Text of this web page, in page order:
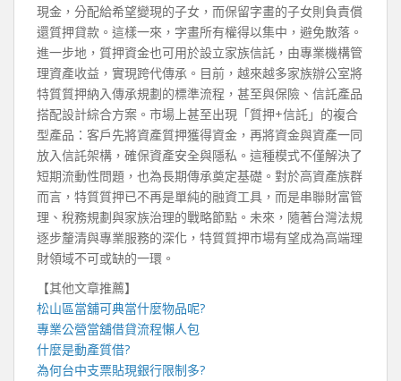
現金，分配給希望變現的子女，而保留字畫的子女則負責償
還質押貸款。這樣一來，字畫所有權得以集中，避免散落。
進一步地，質押資金也可用於設立家族信託，由專業機構管
理資產收益，實現跨代傳承。目前，越來越多家族辦公室將
特質質押納入傳承規劃的標準流程，甚至與保險、信託產品
搭配設計綜合方案。市場上甚至出現「質押+信託」的複合
型產品：客戶先將資產質押獲得資金，再將資金與資產一同
放入信託架構，確保資產安全與隱私。這種模式不僅解決了
短期流動性問題，也為長期傳承奠定基礎。對於高資產族群
而言，特質質押已不再是單純的融資工具，而是串聯財富管
理、稅務規劃與家族治理的戰略節點。未來，隨著台灣法規
逐步釐清與專業服務的深化，特質質押市場有望成為高端理
財領域不可或缺的一環。
【其他文章推薦】
松山區當舖可典當什麼物品呢?
專業公營當舖借貸流程懶人包
什麼是動產質借?
為何台中支票貼現銀行限制多?